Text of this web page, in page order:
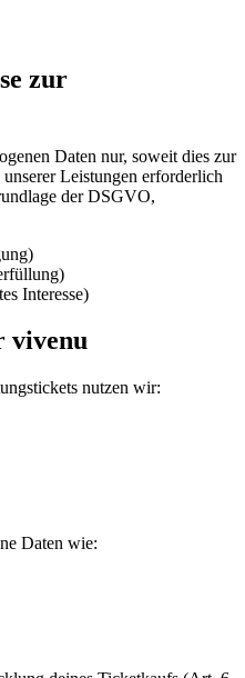
zur
Daten nur, soweit dies zur
Leistungen erforderlich
der DSGVO,
Interesse)
vivenu
nutzen wir:
Daten wie: